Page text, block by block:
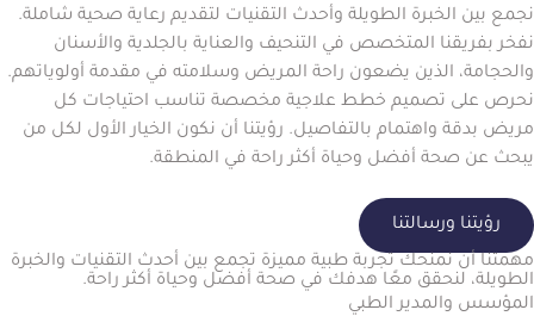
نجمع بين الخبرة الطويلة وأحدث التقنيات لتقديم رعاية صحية شاملة.
نفخر بفريقنا المتخصص في التنحيف والعناية بالجلدية والأسنان
والحجامة، الذين يضعون راحة المريض وسلامته في مقدمة أولوياتهم.
نحرص على تصميم خطط علاجية مخصصة تناسب احتياجات كل
مريض بدقة واهتمام بالتفاصيل. رؤيتنا أن نكون الخيار الأول لكل من
يبحث عن صحة أفضل وحياة أكثر راحة في المنطقة.
رؤيتنا ورسالتنا
مهمتنا أن نمنحك تجربة طبية مميزة تجمع بين أحدث التقنيات والخبرة
الطويلة، لنحقق معًا هدفك في صحة أفضل وحياة أكثر راحة.
المؤسس والمدير الطبي